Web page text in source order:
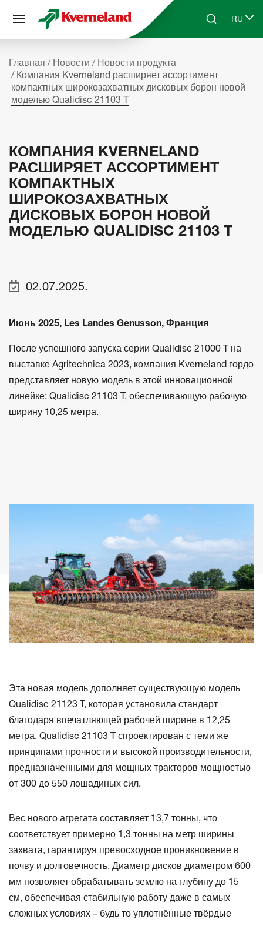
Skip to main contentSearchRU
Select
Главная Новости
Новости продукта
Компания Kverneland расширяет ассортимент
компактных широкозахватных дисковых борон новой
моделью Qualidisc 21103 T
КОМПАНИЯ KVERNELAND
РАСШИРЯЕТ АССОРТИМЕНТ
КОМПАКТНЫХ
ШИРОКОЗАХВАТНЫХ
ДИСКОВЫХ БОРОН НОВОЙ
МОДЕЛЬЮ QUALIDISC 21103 T
02.07.2025.
Июнь 2025, Les Landes Genusson, Франция
После успешного запуска серии Qualidisc 21000 T на
выставке Agritechnica 2023, компания Kverneland гордо
представляет новую модель в этой инновационной
линейке: Qualidisc 21103 T, обеспечивающую рабочую
ширину 10,25 метра.
Эта новая модель дополняет существующую модель
Qualidisc 21123 T, которая установила стандарт
благодаря впечатляющей рабочей ширине в 12,25
метра. Qualidisc 21103 T спроектирован с теми же
принципами прочности и высокой производительности,
предназначенными для мощных тракторов мощностью
от 300 до 550 лошадиных сил.
Вес нового агрегата составляет 13,7 тонны, что
соответствует примерно 1,3 тонны на метр ширины
захвата, гарантируя превосходное проникновение в
почву и долговечность. Диаметр дисков диаметром 600
мм позволяет обрабатывать землю на глубину до 15
см, обеспечивая стабильную работу даже в самых
сложных условиях – будь то уплотнённые твёрдые
Панель управления cookies